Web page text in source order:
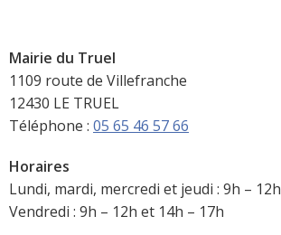
Mairie du Truel
1109 route de Villefranche
12430 LE TRUEL
Téléphone : 05 65 46 57 66
Horaires
Lundi, mardi, mercredi et jeudi : 9h – 12h
Vendredi : 9h – 12h et 14h – 17h